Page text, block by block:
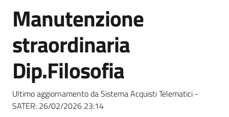
Bandi
strumenti
acquisto
Supporto
Salta al contenuto
Manutenzione
straordinaria
Dip.Filosofia
Ultimo aggiornamento da Sistema Acquisti Telematici -
SATER: 26/02/2026 23:14